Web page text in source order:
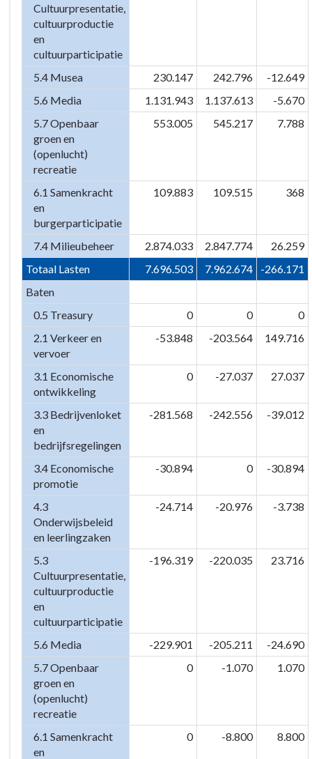
Cultuurpresentatie,
cultuurproductie
en
cultuurparticipatie
5.4 Musea 230.147 242.796
-12.649
5.6 Media
1.131.943 1.137.613
-5.670
5.7 Openbaar
groen en
(openlucht)
recreatie
553.005 545.217 7.788
6.1 Samenkracht
en
burgerparticipatie
109.883 109.515 368
7.4 Milieubeheer 2.874.033 2.847.774
26.259
Totaal Lasten
7.696.503 7.962.674
-266.171
Baten
0.5 Treasury
0 0
0
2.1 Verkeer en
vervoer
-53.848 -203.564 149.716
3.1 Economische
ontwikkeling
0 -27.037 27.037
3.3 Bedrijvenloket
en
bedrijfsregelingen
-281.568 -242.556 -39.012
3.4 Economische
promotie
-30.894 0 -30.894
4.3
Onderwijsbeleid
en leerlingzaken
-24.714 -20.976 -3.738
5.3
Cultuurpresentatie,
cultuurproductie
en
cultuurparticipatie
-196.319 -220.035 23.716
5.6 Media -229.901 -205.211
-24.690
5.7 Openbaar
groen en
(openlucht)
recreatie
0 -1.070 1.070
6.1 Samenkracht
en
0 -8.800 8.800